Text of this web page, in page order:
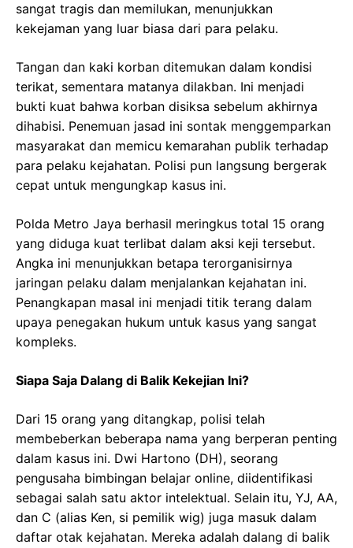
sangat tragis dan memilukan, menunjukkan
kekejaman yang luar biasa dari para pelaku.
Tangan dan kaki korban ditemukan dalam kondisi
terikat, sementara matanya dilakban. Ini menjadi
bukti kuat bahwa korban disiksa sebelum akhirnya
dihabisi. Penemuan jasad ini sontak menggemparkan
masyarakat dan memicu kemarahan publik terhadap
para pelaku kejahatan. Polisi pun langsung bergerak
cepat untuk mengungkap kasus ini.
Polda Metro Jaya berhasil meringkus total 15 orang
yang diduga kuat terlibat dalam aksi keji tersebut.
Angka ini menunjukkan betapa terorganisirnya
jaringan pelaku dalam menjalankan kejahatan ini.
Penangkapan masal ini menjadi titik terang dalam
upaya penegakan hukum untuk kasus yang sangat
kompleks.
Siapa Saja Dalang di Balik Kekejian Ini?
Dari 15 orang yang ditangkap, polisi telah
membeberkan beberapa nama yang berperan penting
dalam kasus ini. Dwi Hartono (DH), seorang
pengusaha bimbingan belajar online, diidentifikasi
sebagai salah satu aktor intelektual. Selain itu, YJ, AA,
dan C (alias Ken, si pemilik wig) juga masuk dalam
daftar otak kejahatan. Mereka adalah dalang di balik